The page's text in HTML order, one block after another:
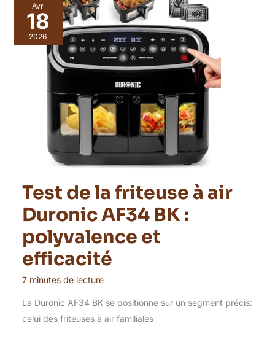
Avr
18
2026
Test de la friteuse à air
Duronic AF34 BK :
polyvalence et
efficacité
7 minutes de lecture
La Duronic AF34 BK se positionne sur un segment précis:
celui des friteuses à air familiales